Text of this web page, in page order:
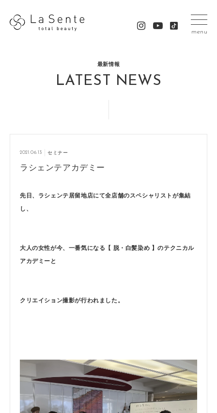
menu
最新情報
LATEST NEWS
2021.06.13 セミナー
ラシェンテアカデミー
先日、ラシェンテ居留地店にて全店舗のスペシャリストが集結
し、
大人の女性が今、一番気になる【 脱・白髪染め 】のテクニカル
アカデミーと
クリエイション撮影が行われました。